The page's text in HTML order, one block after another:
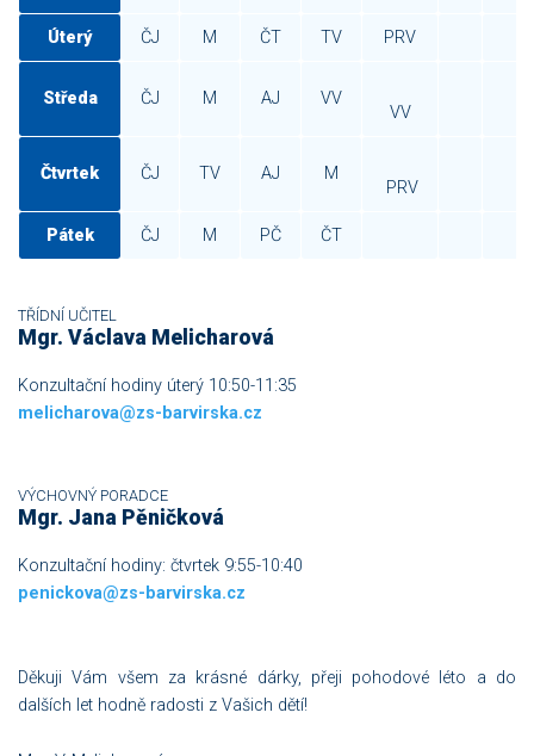
Úterý ČJ M ČT TV PRV
Středa ČJ M AJ VV
VV
Čtvrtek ČJ TV AJ M
PRV
Pátek ČJ M PČ ČT
TŘÍDNÍ UČITEL
Mgr. Václava Melicharová
Konzultační hodiny úterý 10:50-11:35
melicharova@zs-barvirska.cz
VÝCHOVNÝ PORADCE
Mgr. Jana Pěničková
Konzultační hodiny: čtvrtek 9:55-10:40
penickova@zs-barvirska.cz
Děkuji Vám všem za krásné dárky, přeji pohodové léto a do
dalších let hodně radosti z Vašich dětí!